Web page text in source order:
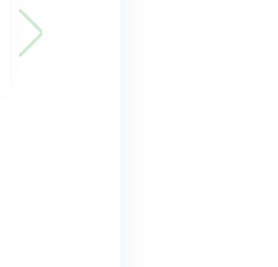
بالرياض وجدة